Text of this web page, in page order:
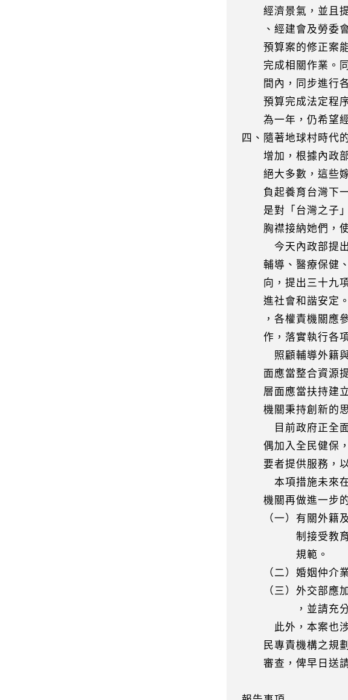
經濟景氣，並且提
、經建會及勞委會
預算案的修正案能
完成相關作業。同
間內，同步進行各
預算完成法定程序
為一年，仍希望經
四、隨著地球村時代
增加，根據內政部
絕大多數，這些嫁
負起養育台灣下一
是對「台灣之子」
胸襟接納她們，使
今天內政部提出「
輔導、醫療保健、
向，提出三十九項
進社會和諧安定。
，各權責機關應參
作，落實執行各項
照顧輔導外籍與大
面應當整合資源提
層面應當扶持建立
機關秉持創新的思
目前政府正全面動
偶加入全民健保，
要者提供服務，以
本項措施未來在規
機關再做進一步的
（一）有關外籍及
制接受教育部分
規範。
（二）婚姻仲介業
（三）外交部應加
，並請充分與
此外，本案也涉及
民專責機構之規劃
審查，俾早日送請